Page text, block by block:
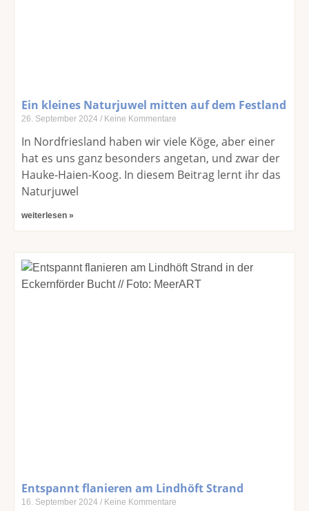
Ein kleines Naturjuwel mitten auf dem Festland
26. September 2024 Keine Kommentare
In Nordfriesland haben wir viele Köge, aber einer
hat es uns ganz besonders angetan, und zwar der
Hauke-Haien-Koog. In diesem Beitrag lernt ihr das
Naturjuwel
weiterlesen »
Entspannt flanieren am Lindhöft Strand
16. September 2024 Keine Kommentare